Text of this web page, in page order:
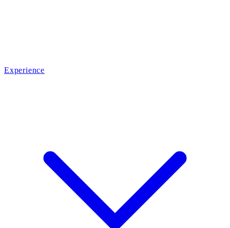
Experience